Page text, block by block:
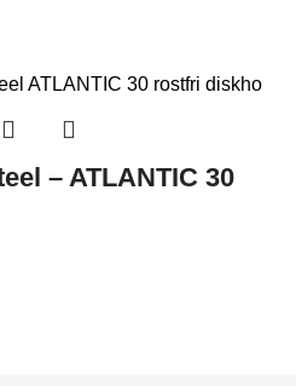
– ATLANTIC 30